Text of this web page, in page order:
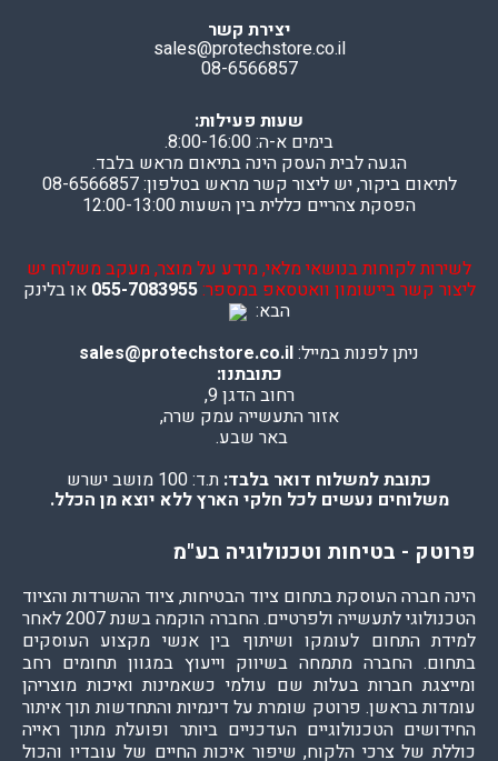
יצירת קשר
sales@protechstore.co.il
08-6566857
שעות פעילות:
בימים א-ה: 8:00-16:00.
הגעה לבית העסק הינה בתיאום מראש בלבד.
לתיאום ביקור, יש ליצור קשר מראש בטלפון: 08-6566857
הפסקת צהריים כללית בין השעות 12:00-13:00
לשירות לקוחות בנושאי מלאי, מידע על מוצר, מעקב משלוח יש
ליצור קשר ביישומון וואטסאפ במספר:055-7083955 או בלינק
הבא:
ניתן לפנות במייל:sales@protechstore.co.il
כתובתנו:
רחוב הדגן 9,
אזור התעשייה עמק שרה,
באר שבע.
כתובת למשלוח דואר בלבד: ת.ד: 100 מושב ישרש
משלוחים נעשים לכל חלקי הארץ ללא יוצא מן הכלל.
פרוטק - בטיחות וטכנולוגיה בע"מ
הינה חברה העוסקת בתחום ציוד הבטיחות, ציוד ההשרדות והציוד
הטכנולוגי לתעשייה ולפרטיים. החברה הוקמה בשנת 2007 לאחר
למידת התחום לעומקו ושיתוף בין אנשי מקצוע העוסקים
בתחום. החברה מתמחה בשיווק וייעוץ במגוון תחומים רחב
ומייצגת חברות בעלות שם עולמי כשאמינות ואיכות מוצריהן
עומדות בראשן. פרוטק שומרת על דינמיות והתחדשות תוך איתור
החידושים הטכנולוגיים העדכניים ביותר ופועלת מתוך ראייה
כוללת של צרכי הלקוח, שיפור איכות החיים של עובדיו והכול